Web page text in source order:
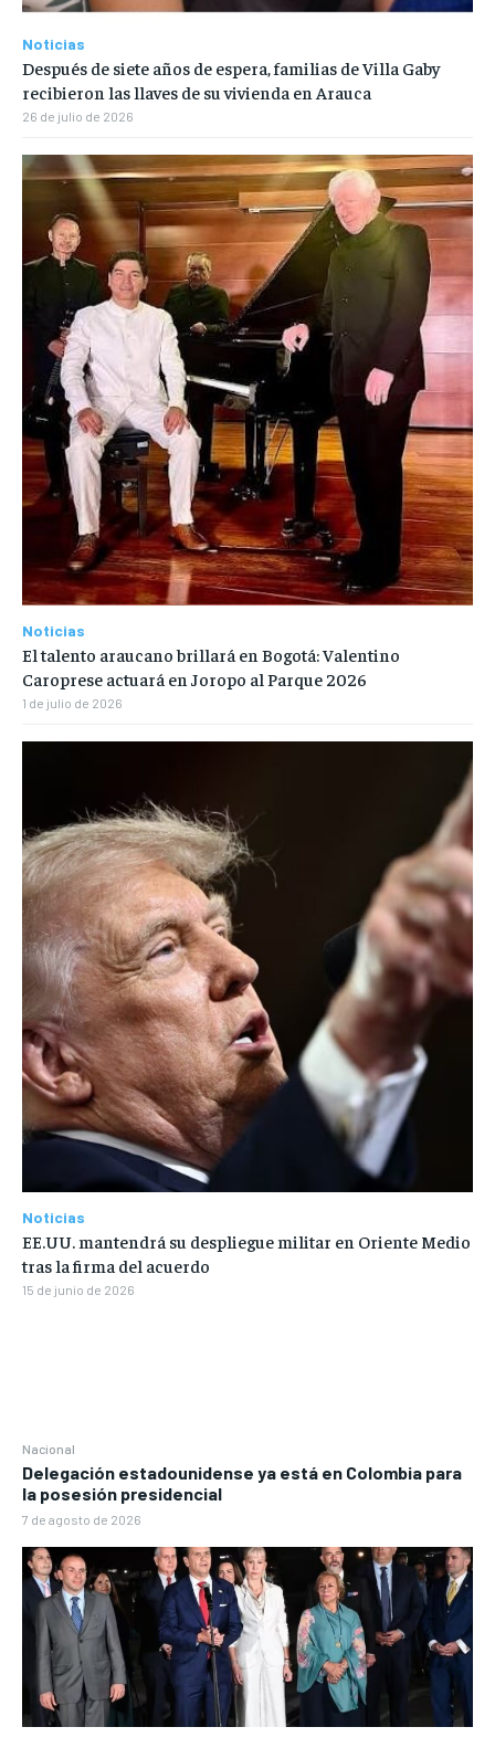
Nacional
Delegación estadounidense ya está en Colombia para
la posesión presidencial
7 de agosto de 2026
Noticias
Después de siete años de espera, familias de Villa Gaby
recibieron las llaves de su vivienda en Arauca
26 de julio de 2026
Noticias
El talento araucano brillará en Bogotá: Valentino
Caroprese actuará en Joropo al Parque 2026
1 de julio de 2026
Noticias
EE.UU. mantendrá su despliegue militar en Oriente Medio
tras la firma del acuerdo
15 de junio de 2026